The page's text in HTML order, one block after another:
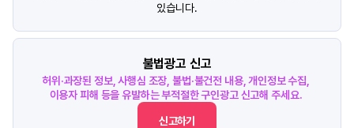
있습니다.
불법광고 신고
허위·과장된 정보, 사행심 조장, 불법·불건전 내용, 개인정보 수집,
이용자 피해 등을 유발하는 부적절한 구인광고 신고해 주세요.
신고하기